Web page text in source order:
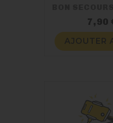
7,90
AJOUTER